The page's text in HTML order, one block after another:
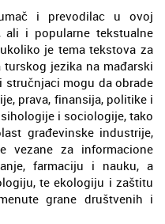
i prevodilac u ovoj
ali i popularne tekstualne
je tema tekstova za
jezika na mađarski
stručnjaci mogu da obrade
prava, finansija, politike i
i sociologije, tako
građevinske industrije,
vezane za informacione
farmaciju i nauku, a
te ekologiju i zaštitu
grane društvenih i